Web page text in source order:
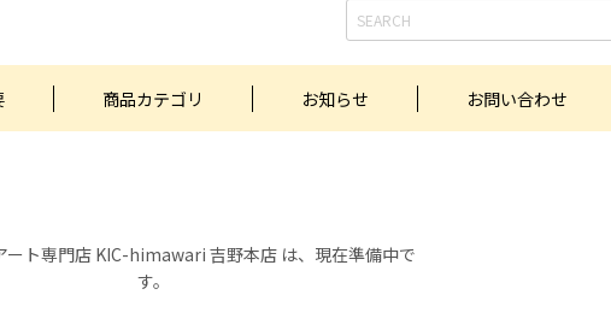
商品カテゴリ お知らせ お問い合わせ
ート専門店 KIC-himawari 吉野本店 は、現在準備中で
す。